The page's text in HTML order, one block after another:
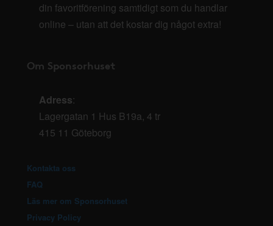
din favoritförening samtidigt som du handlar
online – utan att det kostar dig något extra!
Om Sponsorhuset
Adress:
Lagergatan 1 Hus B19a, 4 tr
415 11 Göteborg
Kontakta oss
FAQ
Läs mer om Sponsorhuset
Privacy Policy